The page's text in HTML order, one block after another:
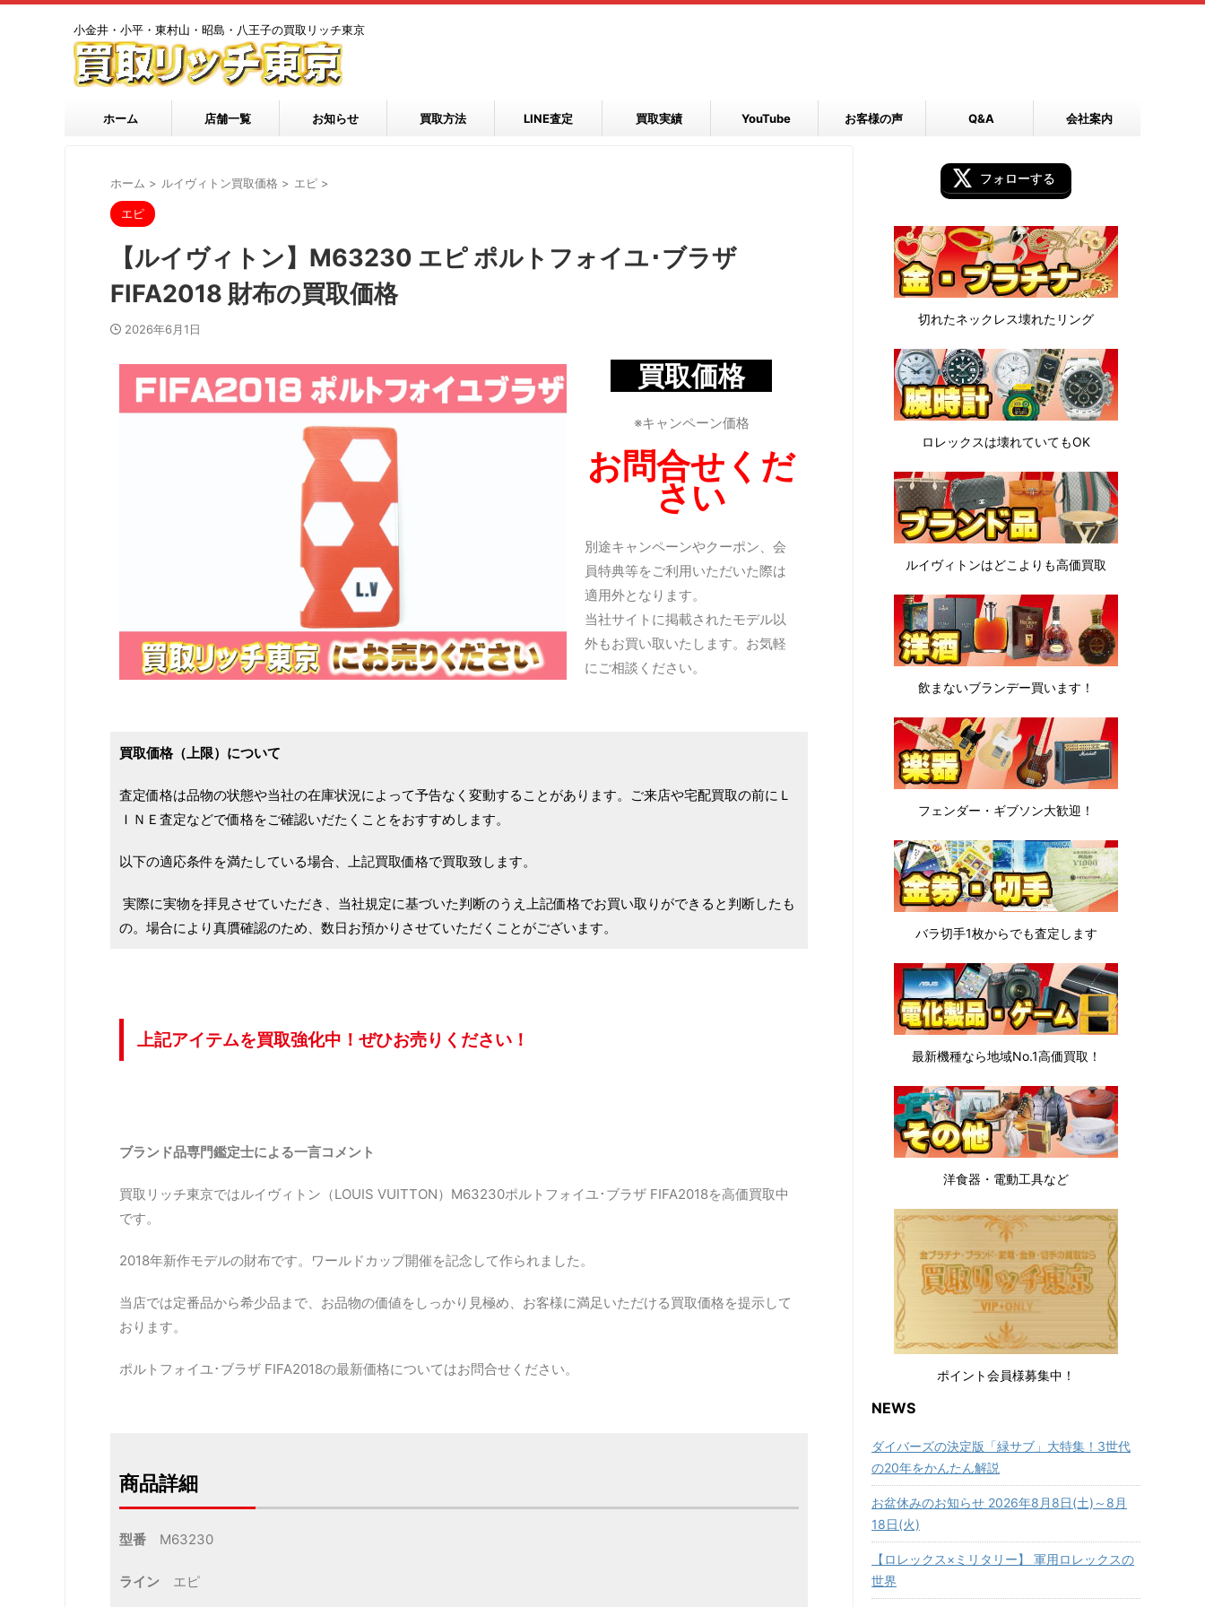
小金井・小平・東村山・昭島・八王子の買取リッチ東京
ホーム 店舗一覧 お知らせ 買取方法 LINE査定 買取実績 YouTube お客様の声 Q&A 会社案内
ホーム > ルイヴィトン買取価格 > エピ >
エピ
【ルイヴィトン】M63230 エピ ポルトフォイユ･ブラザ
FIFA2018 財布の買取価格
2026年6月1日
買取価格
※キャンペーン価格
お問合せくだ
さい
別途キャンペーンやクーポン、会
員特典等をご利用いただいた際は
適用外となります。
当社サイトに掲載されたモデル以
外もお買い取いたします。お気軽
にご相談ください。
買取価格（上限）について
査定価格は品物の状態や当社の在庫状況によって予告なく変動することがあります。ご来店や宅配買取の前にＬ
ＩＮＥ査定などで価格をご確認いだたくことをおすすめします。
以下の適応条件を満たしている場合、上記買取価格で買取致します。
実際に実物を拝見させていただき、当社規定に基づいた判断のうえ上記価格でお買い取りができると判断したも
の。場合により真贋確認のため、数日お預かりさせていただくことがございます。
上記アイテムを買取強化中！ぜひお売りください！
ブランド品専門鑑定士による一言コメント
買取リッチ東京ではルイヴィトン（LOUIS VUITTON）M63230ポルトフォイユ･ブラザ FIFA2018を高価買取中
です。
2018年新作モデルの財布です。ワールドカップ開催を記念して作られました。
当店では定番品から希少品まで、お品物の価値をしっかり見極め、お客様に満足いただける買取価格を提示して
おります。
ポルトフォイユ･ブラザ FIFA2018の最新価格についてはお問合せください。
商品詳細
型番 M63230
ライン エピ
フォローする
切れたネックレス壊れたリング
ロレックスは壊れていてもOK
ルイヴィトンはどこよりも高価買取
飲まないブランデー買います！
フェンダー・ギブソン大歓迎！
バラ切手1枚からでも査定します
最新機種なら地域No.1高価買取！
洋食器・電動工具など
ポイント会員様募集中！
NEWS
ダイバーズの決定版「緑サブ」大特集！3世代
の20年をかんたん解説
お盆休みのお知らせ 2026年8月8日(土)～8月
18日(火)
【ロレックス×ミリタリー】 軍用ロレックスの
世界